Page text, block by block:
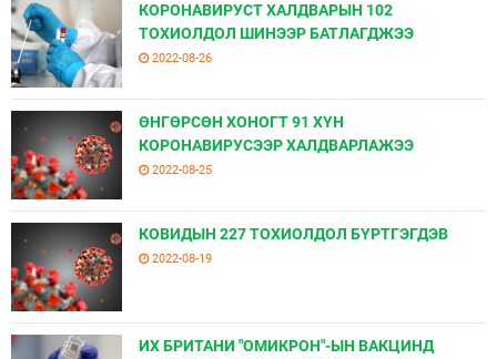
КОРОНАВИРУСТ ХАЛДВАРЫН 102
ТОХИОЛДОЛ ШИНЭЭР БАТЛАГДЖЭЭ
2022-08-26
ӨНГӨРСӨН ХОНОГТ 91 ХҮН
КОРОНАВИРУСЭЭР ХАЛДВАРЛАЖЭЭ
2022-08-25
КОВИДЫН 227 ТОХИОЛДОЛ БҮРТГЭГДЭВ
2022-08-19
ИХ БРИТАНИ "ОМИКРОН"-ЫН ВАКЦИНД